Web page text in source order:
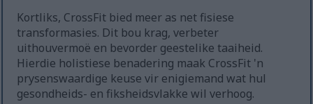
Kortliks, CrossFit bied meer as net fisiese
transformasies. Dit bou krag, verbeter
uithouvermoë en bevorder geestelike taaiheid.
Hierdie holistiese benadering maak CrossFit 'n
prysenswaardige keuse vir enigiemand wat hul
gesondheids- en fiksheidsvlakke wil verhoog.